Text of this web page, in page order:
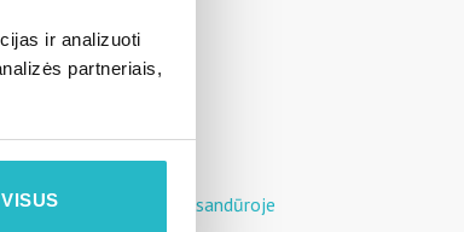
ir analizuoti
partneriais,
registravimas
atostogauja mėnesių sandūroje